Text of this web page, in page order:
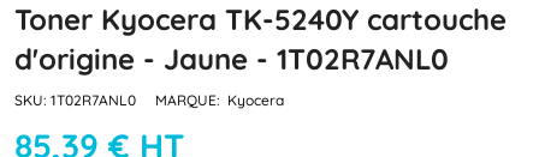
Toner Kyocera TK-5240Y cartouche
d'origine - Jaune - 1T02R7ANL0
SKU: 1T02R7ANL0 MARQUE: Kyocera
85,39 € HT